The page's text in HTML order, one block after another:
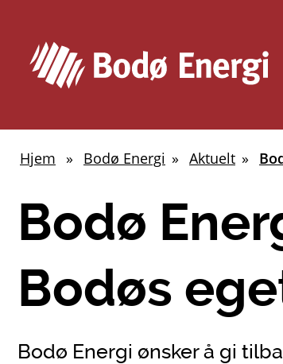
Du
er
her:
Hjem Bodø Energi Aktuelt
Bodø
Bodøs
Bodø Energi ønsker å gi